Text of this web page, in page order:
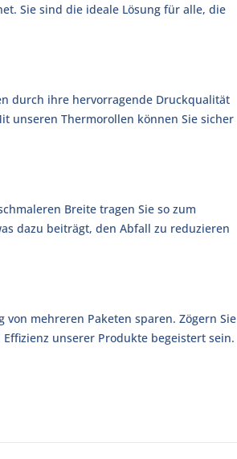
Sie sind die ideale Lösung für alle, die
durch ihre hervorragende Druckqualität
unseren Thermorollen können Sie sicher
Breite tragen Sie so zum
dazu beiträgt, den Abfall zu reduzieren
mehreren Paketen sparen. Zögern Sie
unserer Produkte begeistert sein.